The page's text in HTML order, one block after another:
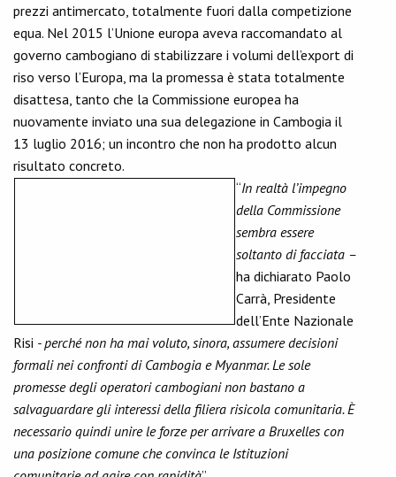
prezzi antimercato, totalmente fuori dalla competizione
equa. Nel 2015 l’Unione europa aveva raccomandato al
governo cambogiano di stabilizzare i volumi dell’export di
riso verso l’Europa, ma la promessa è stata totalmente
disattesa, tanto che la Commissione europea ha
nuovamente inviato una sua delegazione in Cambogia il
13 luglio 2016; un incontro che non ha prodotto alcun
risultato concreto.
“In realtà l’impegno
della Commissione
sembra essere
soltanto di facciata –
ha dichiarato Paolo
Carrà, Presidente
dell’Ente Nazionale
Risi - perché non ha mai voluto, sinora, assumere decisioni
formali nei confronti di Cambogia e Myanmar. Le sole
promesse degli operatori cambogiani non bastano a
salvaguardare gli interessi della filiera risicola comunitaria. È
necessario quindi unire le forze per arrivare a Bruxelles con
una posizione comune che convinca le Istituzioni